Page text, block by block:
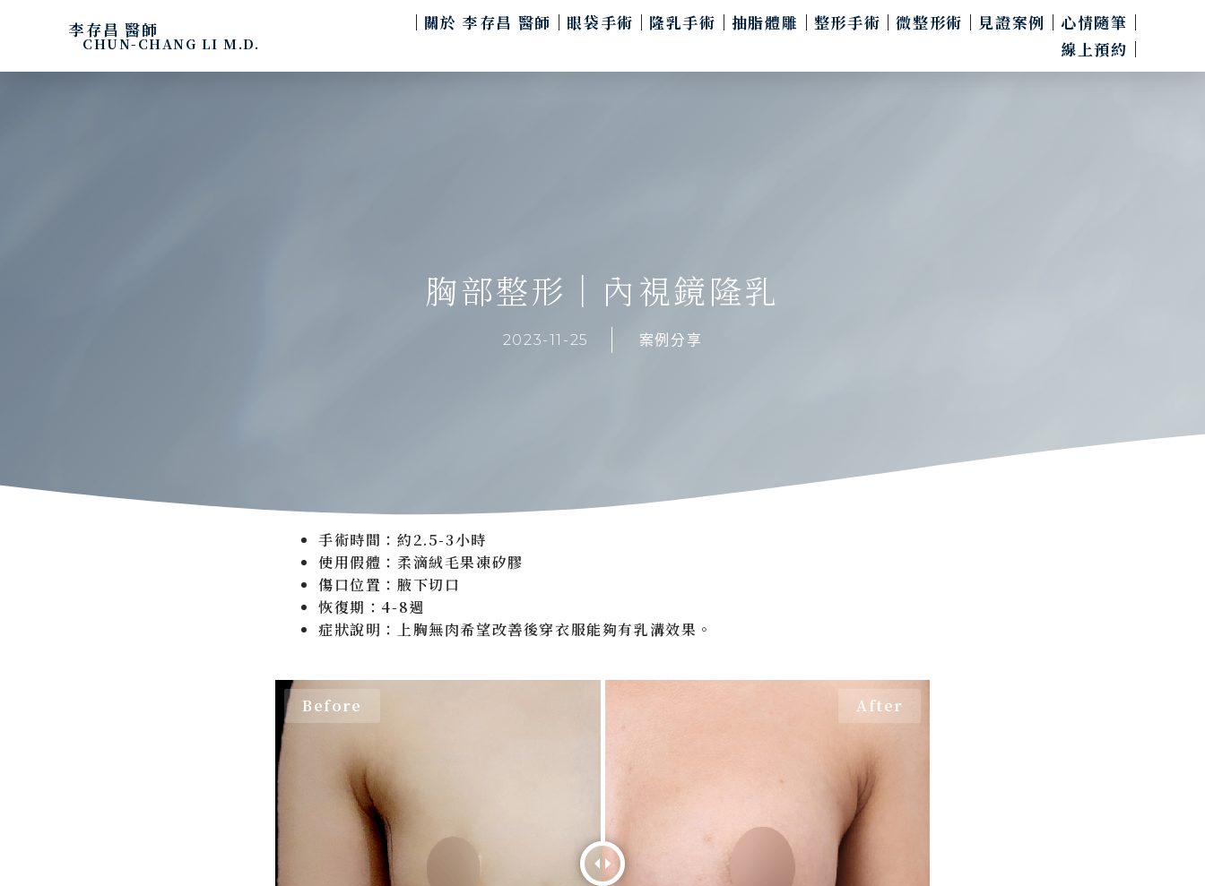
李存昌 醫師
CHUN-CHANG LI M.D.
關於 李存昌 醫師 眼袋手術 隆乳手術 抽脂體雕 整形手術 微整形術 見證案例
心情隨筆
線上預約
胸部整形｜內視鏡隆乳
2023-11-25 案例分享
手術時間：約2.5-3小時
使用假體：柔滴絨毛果凍矽膠
傷口位置：腋下切口
恢復期：4-8週
症狀說明：上胸無肉希望改善後穿衣服能夠有乳溝效果。